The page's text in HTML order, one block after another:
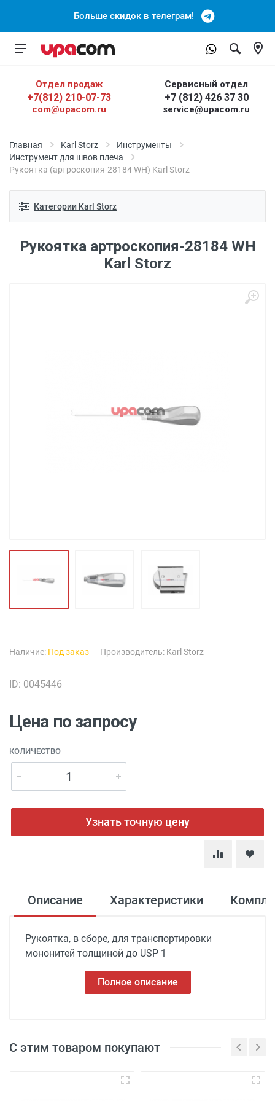
Больше скидок в телеграм!
Отдел продаж
+7(812) 210-07-73
com@upacom.ru
Сервисный отдел
+7 (812) 426 37 30
service@upacom.ru
Главная Karl Storz
Инструменты
Инструмент для швов плеча
Рукоятка (артроскопия-28184 WH) Karl Storz
Категории Karl Storz
Рукоятка артроскопия-28184 WH
Karl Storz
Наличие: Под заказ Производитель: Karl Storz
ID: 0045446
Цена по запросу
КОЛИЧЕСТВО
Узнать точную цену
Описание Характеристики
Рукоятка, в сборе, для транспортировки
мононитей толщиной до USP 1
Полное описание
С этим товаром покупают